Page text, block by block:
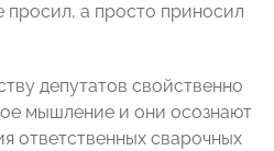
просил, а просто приносил
депутатов свойственно
мышление и они осознают
ответственных сварочных